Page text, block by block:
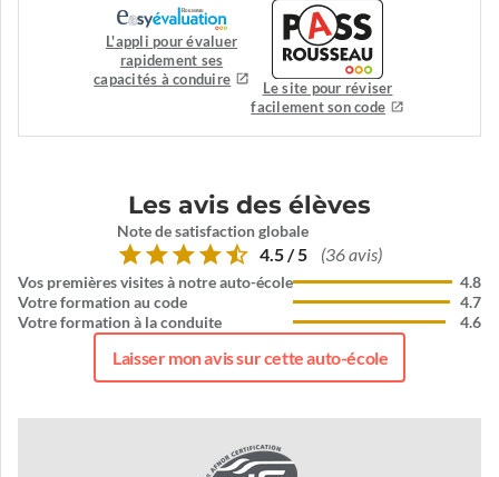
L'appli pour évaluer
rapidement ses
capacités à conduire
Le site pour réviser
facilement son code
Les avis des élèves
Note de satisfaction globale
4.5 / 5 (36 avis)
Vos premières visites à notre auto-école
Votre formation au code
Votre formation à la conduite
4.8
4.7
4.6
Laisser mon avis sur cette auto-école